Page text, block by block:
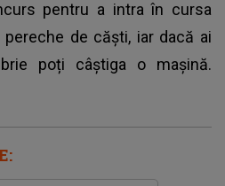
pentru a intra în cursa
de căști, iar dacă ai
poți câștiga o mașină.